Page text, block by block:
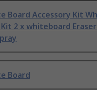
Board Accessory Kit
2 x whiteboard
Board